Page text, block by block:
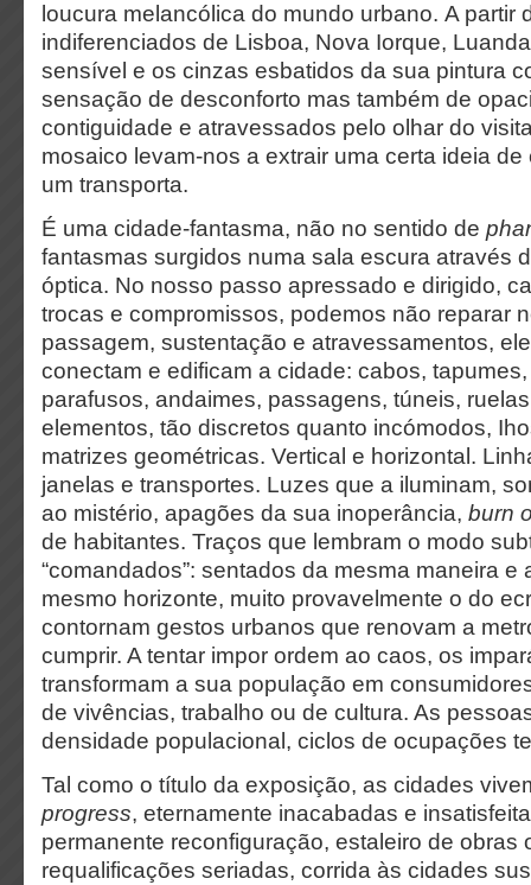
loucura melancólica do mundo urbano. A partir
indiferenciados de Lisboa, Nova Iorque,
sensível e os cinzas esbatidos da sua pintura
sensação de desconforto mas também de
contiguidade e atravessados pelo olhar do
mosaico levam-nos a extrair uma certa ideia
um transporta.
É uma cidade-fantasma, não no sentido de p
fantasmas surgidos numa sala escura através
óptica. No nosso passo apressado e dirigido,
trocas e compromissos, podemos não reparar
passagem, sustentação e atravessamentos,
conectam e edificam a cidade: cabos,
parafusos, andaimes, passagens, túneis,
elementos, tão discretos quanto incómodos,
matrizes geométricas. Vertical e horizontal.
janelas e transportes. Luzes que a iluminam,
ao mistério, apagões da sua inoperância, burn
de habitantes. Traços que lembram o modo
“comandados”: sentados da mesma maneira e
mesmo horizonte, muito provavelmente o do
contornam gestos urbanos que renovam a
cumprir. A tentar impor ordem ao caos, os
transformam a sua população em
de vivências, trabalho ou de cultura. As
densidade populacional, ciclos de ocupações
Tal como o título da exposição, as cidades
progress, eternamente inacabadas e
permanente reconfiguração, estaleiro de obras
requalificações seriadas, corrida às cidades